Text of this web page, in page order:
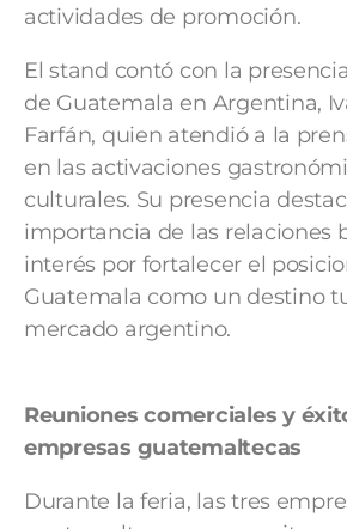
actividades de promoción.
El stand contó con la
de Guatemala en Argentina,
Farfán, quien atendió a la
en las activaciones
culturales. Su presencia
importancia de las relaciones
interés por fortalecer el
Guatemala como un destino
mercado argentino.
Reuniones comerciales y
empresas guatemaltecas
Durante la feria, las tres